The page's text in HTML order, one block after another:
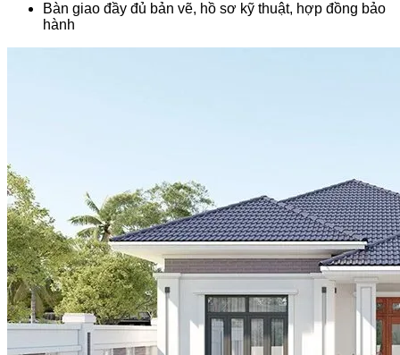
Bàn giao đầy đủ bản vẽ, hồ sơ kỹ thuật, hợp đồng bảo
hành